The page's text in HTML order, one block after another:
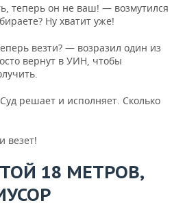
теперь он не ваш! — возмутился
Ну хватит уже!
везти? — возразил один из
вернут в УИН, чтобы
решает и исполняет. Сколько
везет!
18 МЕТРОВ,